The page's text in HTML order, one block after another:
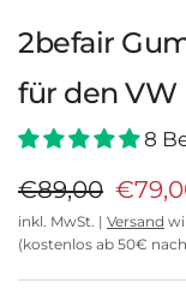
2befair
für den VW
8
€89,00
inkl. MwSt. | Versand
(kostenlos ab 50€